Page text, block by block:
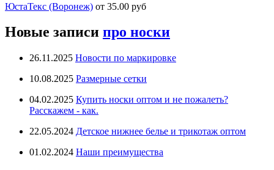
ЮстаТекс (Воронеж) от 35.00 руб
Новые записи про носки
26.11.2025 Новости по маркировке
10.08.2025 Размерные сетки
04.02.2025 Купить носки оптом и не пожалеть?
Расскажем - как.
22.05.2024 Детское нижнее белье и трикотаж оптом
01.02.2024 Наши преимущества